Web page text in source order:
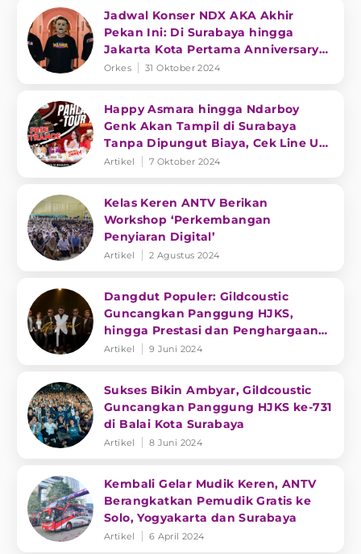
Jadwal Konser NDX AKA Akhir
Pekan Ini: Di Surabaya hingga
Jakarta Kota Pertama Anniversary
Tour
Orkes 31 Oktober 2024
Happy Asmara hingga Ndarboy
Genk Akan Tampil di Surabaya
Tanpa Dipungut Biaya, Cek Line Up
Nya!
Artikel 7 Oktober 2024
Kelas Keren ANTV Berikan
Workshop ‘Perkembangan
Penyiaran Digital’
Artikel 2 Agustus 2024
Dangdut Populer: Gildcoustic
Guncangkan Panggung HJKS,
hingga Prestasi dan Penghargaan
Lady Rara
Artikel 9 Juni 2024
Sukses Bikin Ambyar, Gildcoustic
Guncangkan Panggung HJKS ke-731
di Balai Kota Surabaya
Artikel 8 Juni 2024
Kembali Gelar Mudik Keren, ANTV
Berangkatkan Pemudik Gratis ke
Solo, Yogyakarta dan Surabaya
Artikel 6 April 2024